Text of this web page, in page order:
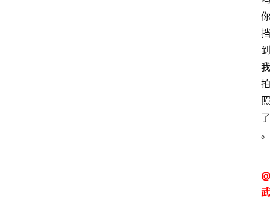
你
挡
到
我
拍
照
了
。
@
武